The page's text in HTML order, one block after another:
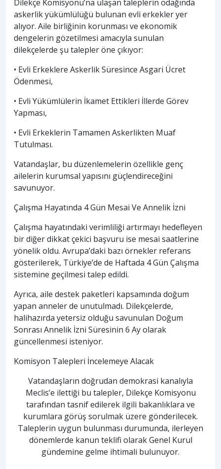
Dilekçe Komisyonu’na ulaşan taleplerin odağında
askerlik yükümlülüğü bulunan evli erkekler yer
alıyor. Aile birliğinin korunması ve ekonomik
dengelerin gözetilmesi amacıyla sunulan
dilekçelerde şu talepler öne çıkıyor:
• Evli Erkeklere Askerlik Süresince Asgari Ücret
Ödenmesi,
• Evli Yükümlülerin İkamet Ettikleri İllerde Görev
Yapması,
• Evli Erkeklerin Tamamen Askerlikten Muaf
Tutulması.
Vatandaşlar, bu düzenlemelerin özellikle genç
ailelerin kurumsal yapısını güçlendireceğini
savunuyor.
Çalışma Hayatında 4 Gün Mesai Ve Annelik İzni
Çalışma hayatındaki verimliliği artırmayı hedefleyen
bir diğer dikkat çekici başvuru ise mesai saatlerine
yönelik oldu. Avrupa’daki bazı örnekler referans
gösterilerek, Türkiye’de de Haftada 4 Gün Çalışma
sistemine geçilmesi talep edildi.
Ayrıca, aile destek paketleri kapsamında doğum
yapan anneler de unutulmadı. Dilekçelerde,
halihazırda yetersiz olduğu savunulan Doğum
Sonrası Annelik İzni Süresinin 6 Ay olarak
güncellenmesi isteniyor.
Komisyon Talepleri İncelemeye Alacak
Vatandaşların doğrudan demokrasi kanalıyla
Meclis’e ilettiği bu talepler, Dilekçe Komisyonu
tarafından tasnif edilerek ilgili bakanlıklara ve
kurumlara görüş sorulmak üzere gönderilecek.
Taleplerin uygun bulunması durumunda, ilerleyen
dönemlerde kanun teklifi olarak Genel Kurul
gündemine gelme ihtimali bulunuyor.